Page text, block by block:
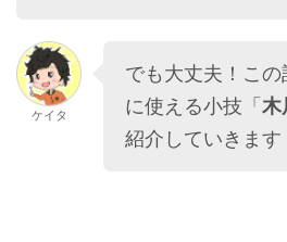
ケイタ
でも大丈夫！こ
に使える小技「 木
紹介していきます